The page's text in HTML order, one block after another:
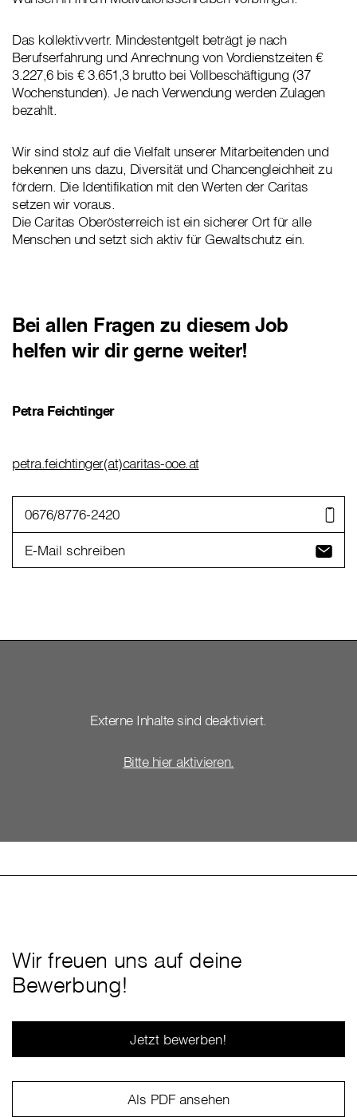
Das kollektivvertr. Mindestentgelt beträgt je nach
Berufserfahrung und Anrechnung von Vordienstzeiten €
3.227,6 bis € 3.651,3 brutto bei Vollbeschäftigung (37
Wochenstunden). Je nach Verwendung werden Zulagen
bezahlt.
Wir sind stolz auf die Vielfalt unserer Mitarbeitenden und
bekennen uns dazu, Diversität und Chancengleichheit zu
fördern. Die Identifikation mit den Werten der Caritas
setzen wir voraus.
Die Caritas Oberösterreich ist ein sicherer Ort für alle
Menschen und setzt sich aktiv für Gewaltschutz ein.
Bei allen Fragen zu diesem Job
helfen wir dir gerne weiter!
Petra Feichtinger
petra.feichtinger(at)caritas-ooe.at
0676/8776-2420
E-Mail schreiben
Externe Inhalte sind deaktiviert.
Bitte hier aktivieren.
Wir freuen uns auf deine
Bewerbung!
Jetzt bewerben!
Als PDF ansehen